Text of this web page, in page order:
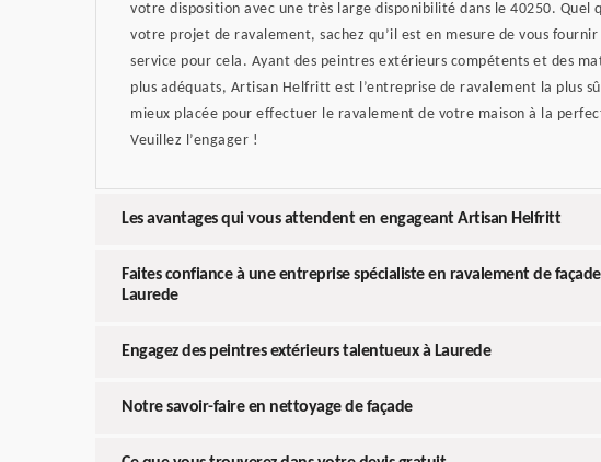
votre disposition avec une très large disponibilité dans le 40250. Quel
votre projet de ravalement, sachez qu’il est en mesure de vous
service pour cela. Ayant des peintres extérieurs compétents et des
plus adéquats, Artisan Helfritt est l’entreprise de ravalement la plus
mieux placée pour effectuer le ravalement de votre maison à la
Veuillez l’engager !
Les avantages qui vous attendent en engageant Artisan Helfritt
Faites confiance à une entreprise spécialiste en ravalement de
Laurede
Engagez des peintres extérieurs talentueux à Laurede
Notre savoir-faire en nettoyage de façade